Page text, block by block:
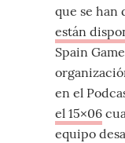
que se han
están
Spain
en el
el 15×06
equipo